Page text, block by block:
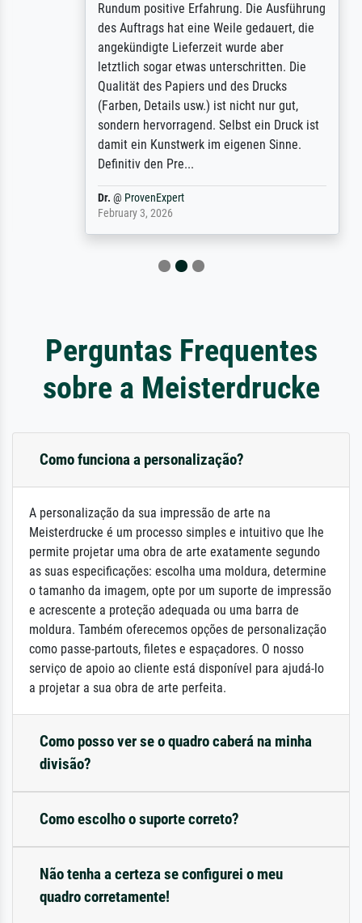
Rundum positive Erfahrung. Die Ausführung
des Auftrags hat eine Weile gedauert, die
angekündigte Lieferzeit wurde aber
letztlich sogar etwas unterschritten. Die
Qualität des Papiers und des Drucks
(Farben, Details usw.) ist nicht nur gut,
sondern hervorragend. Selbst ein Druck ist
damit ein Kunstwerk im eigenen Sinne.
Definitiv den Pre...
ProvenExpert
February 3, 2026
Perguntas Frequentes
sobre a Meisterdrucke
Como funciona a personalização?
A personalização da sua impressão de arte na
Meisterdrucke é um processo simples e intuitivo que lhe
permite projetar uma obra de arte exatamente segundo
as suas especificações: escolha uma moldura, determine
o tamanho da imagem, opte por um suporte de impressão
e acrescente a proteção adequada ou uma barra de
moldura. Também oferecemos opções de personalização
como passe-partouts, filetes e espaçadores. O nosso
serviço de apoio ao cliente está disponível para ajudá-lo
a projetar a sua obra de arte perfeita.
Como posso ver se o quadro caberá na minha
divisão?
Como escolho o suporte correto?
Não tenha a certeza se configurei o meu
quadro corretamente!